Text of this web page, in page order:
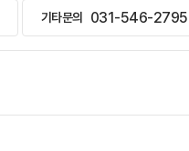
기타문의 031-546-2795